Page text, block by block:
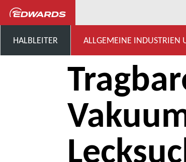
HALBLEITER ALLGEMEINE INDUSTRIEN